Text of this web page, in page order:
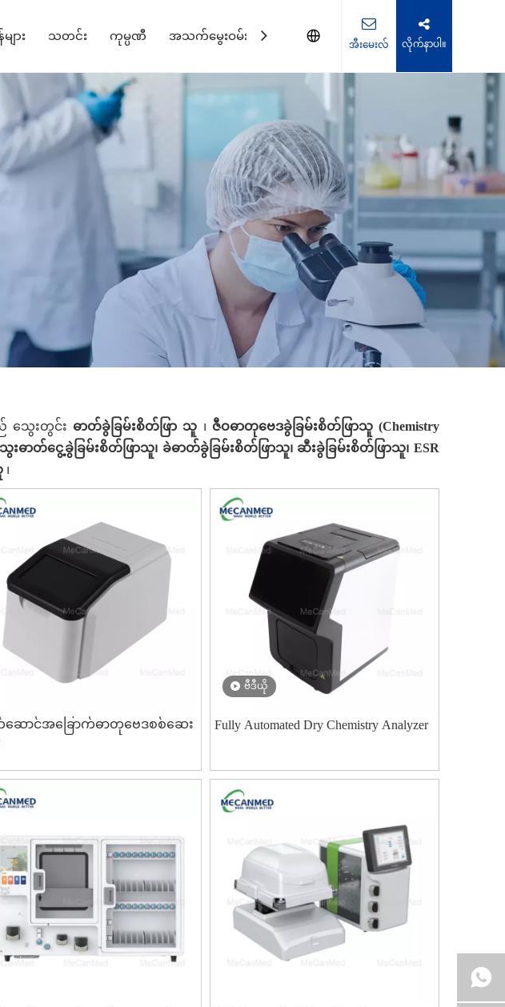
ား သတင်း ကုမ္ပဏီ အသက်မွေးဝမ်းကြောင်း ကြှနျုပျတို့ကိုဆကျသှယျရနျ
အီးမေးလ် လိုက်နာပါ။
သွေးတွင်း ဓာတ်ခွဲခြမ်းစိတ်ဖြာ သူ ၊ ဇီဝဓာတုဗေဒခွဲခြမ်းစိတ်ဖြာသူ (Chemistry
၊ သွေးဓာတ်ငွေ့ခွဲခြမ်းစိတ်ဖြာသူ၊ ခဲဓာတ်ခွဲခြမ်းစိတ်ဖြာသူ၊ ဆီးခွဲခြမ်းစိတ်ဖြာသူ၊ ESR
၊
ောင်အခြောက်ဓာတုဗေဒစစ်ဆေး
ဗီဒီယို
Fully Automated Dry Chemistry Analyzer